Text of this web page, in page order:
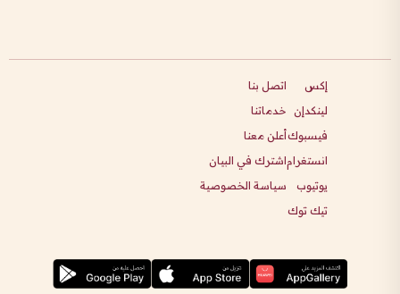
إكس
لينكدإن
فيسبوك
انستغرام
يوتيوب
تيك توك
اتصل بنا
خدماتنا
أعلن معنا
اشترك في البيان
سياسة الخصوصية